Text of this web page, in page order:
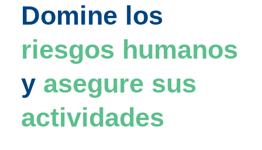
Domine los
riesgos humanos
y asegure sus
actividades